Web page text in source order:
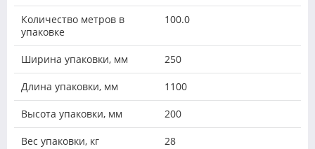
Количество метров в
упаковке
100.0
Ширина упаковки, мм 250
Длина упаковки, мм 1100
Высота упаковки, мм 200
Вес упаковки, кг 28